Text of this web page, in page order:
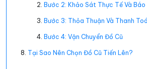
Bước 2: Khảo Sát Thực Tế Và Báo
Bước 3: Thỏa Thuận Và Thanh
Bước 4: Vận Chuyển Đồ Cũ
Tại Sao Nên Chọn Đồ Cũ Tiến Lên?